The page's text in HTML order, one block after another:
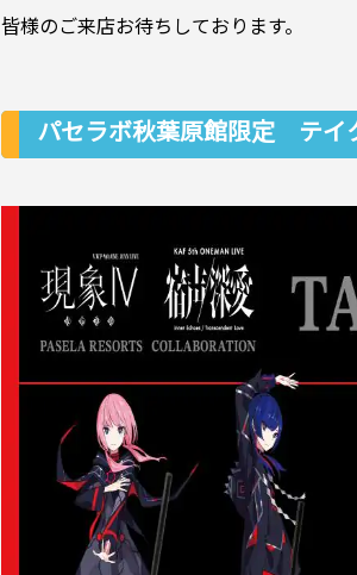
皆様のご来店お待ちしております。
パセラボ秋葉原館限定 テイ